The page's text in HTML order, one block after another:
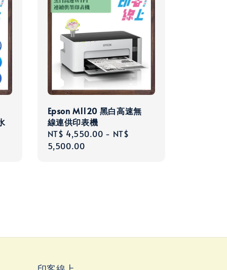
Epson M1120 黑白高速無
線連供印表機
Regular
price
NT$ 4,550.00 - NT$
5,500.00